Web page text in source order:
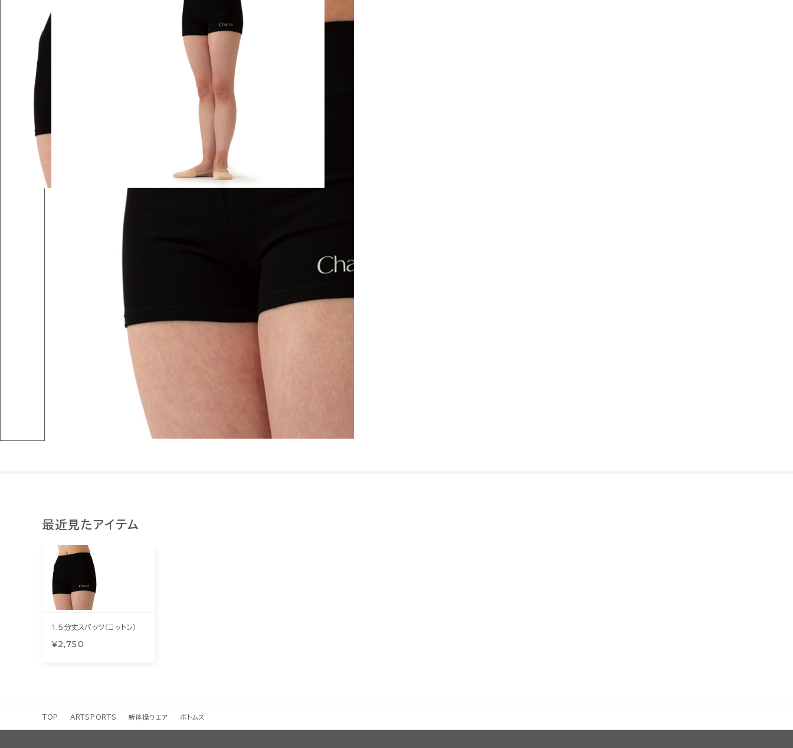
最近見たアイテム
1.5分丈スパッツ（コットン）
¥2,750
TOP ARTSPORTS 新体操ウェア ボトムス